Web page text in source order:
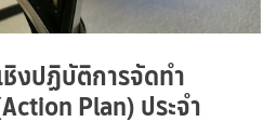
ชิงปฏิบัติการจัดทำ
Plan) ประจำ